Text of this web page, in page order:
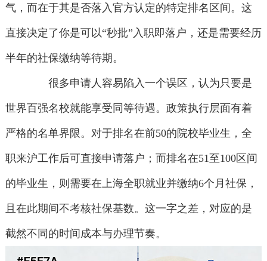
气，而在于其是否落入官方认定的特定排名区间。这
直接决定了你是可以“秒批”入职即落户，还是需要经历
半年的社保缴纳等待期。
很多申请人容易陷入一个误区，认为只要是
世界百强名校就能享受同等待遇。政策执行层面有着
严格的名单界限。对于排名在前50的院校毕业生，全
职来沪工作后可直接申请落户；而排名在51至100区间
的毕业生，则需要在上海全职就业并缴纳6个月社保，
且在此期间不考核社保基数。这一字之差，对应的是
截然不同的时间成本与办理节奏。